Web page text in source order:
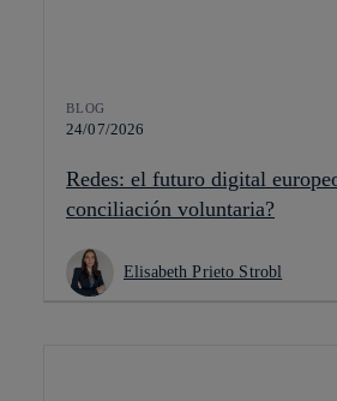
BLOG
24/07/2026
Redes: el futuro digital
conciliación voluntaria?
Elisabeth Prieto Strobl